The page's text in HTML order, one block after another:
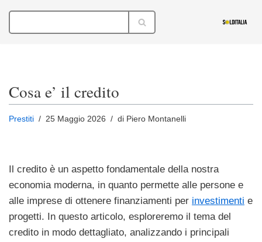
Vai
Cosa e’ il credito
Prestiti 25 Maggio 2026 di Piero Montanelli
Il credito è un aspetto fondamentale della nostra
economia moderna, in quanto permette alle persone e
alle imprese di ottenere finanziamenti per investimenti e
progetti. In questo articolo, esploreremo il tema del
credito in modo dettagliato, analizzando i principali